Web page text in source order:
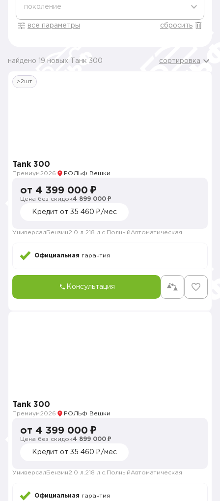
поколение
все параметры сбросить
найдено 19 новых Танк 300 сортировка
>2шт
Tank 300
Премиум2026 РОЛЬФ Вешки
от 4 399 000 ₽
Цена без скидок4 899 000 ₽
Кредит от 35 460 ₽/мес
Универсал Бензин2.0 л. 218 л.с. ПолныйАвтоматическая
Официальная гарантия
Консультация
Tank 300
Премиум2026 РОЛЬФ Вешки
от 4 399 000 ₽
Цена без скидок4 899 000 ₽
Кредит от 35 460 ₽/мес
Универсал Бензин2.0 л. 218 л.с. ПолныйАвтоматическая
Официальная гарантия